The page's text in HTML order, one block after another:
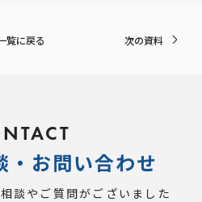
覧に戻る 次の資料
・お問い合わせ
談やご質問がございました